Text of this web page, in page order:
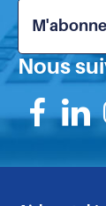
Nous
nous
sur
sur